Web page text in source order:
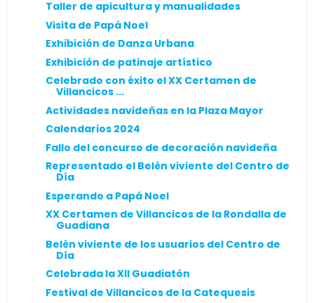
Taller de apicultura y manualidades
Visita de Papá Noel
Exhibición de Danza Urbana
Exhibición de patinaje artístico
Celebrado con éxito el XX Certamen de
Villancicos ...
Actividades navideñas en la Plaza Mayor
Calendarios 2024
Fallo del concurso de decoración navideña
Representado el Belén viviente del Centro de
Día
Esperando a Papá Noel
XX Certamen de Villancicos de la Rondalla de
Guadiana
Belén viviente de los usuarios del Centro de
Día
Celebrada la XII Guadiatón
Festival de Villancicos de la Catequesis